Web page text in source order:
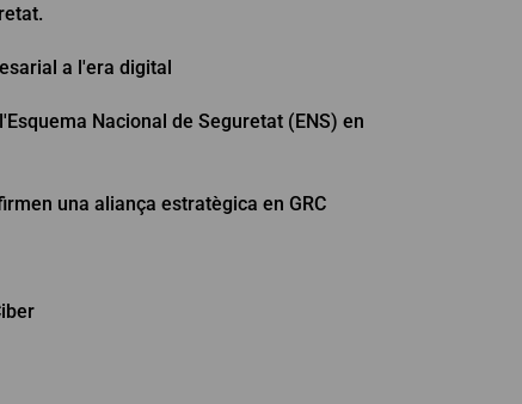
a l'era digital
Nacional de Seguretat (ENS) en
una aliança estratègica en GRC